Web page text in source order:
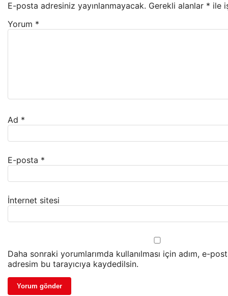
E-posta adresiniz yayınlanmayacak. Gerekli alanlar * ile
Yorum *
Ad *
E-posta *
İnternet sitesi
Daha sonraki yorumlarımda kullanılması için adım, e-
adresim bu tarayıcıya kaydedilsin.